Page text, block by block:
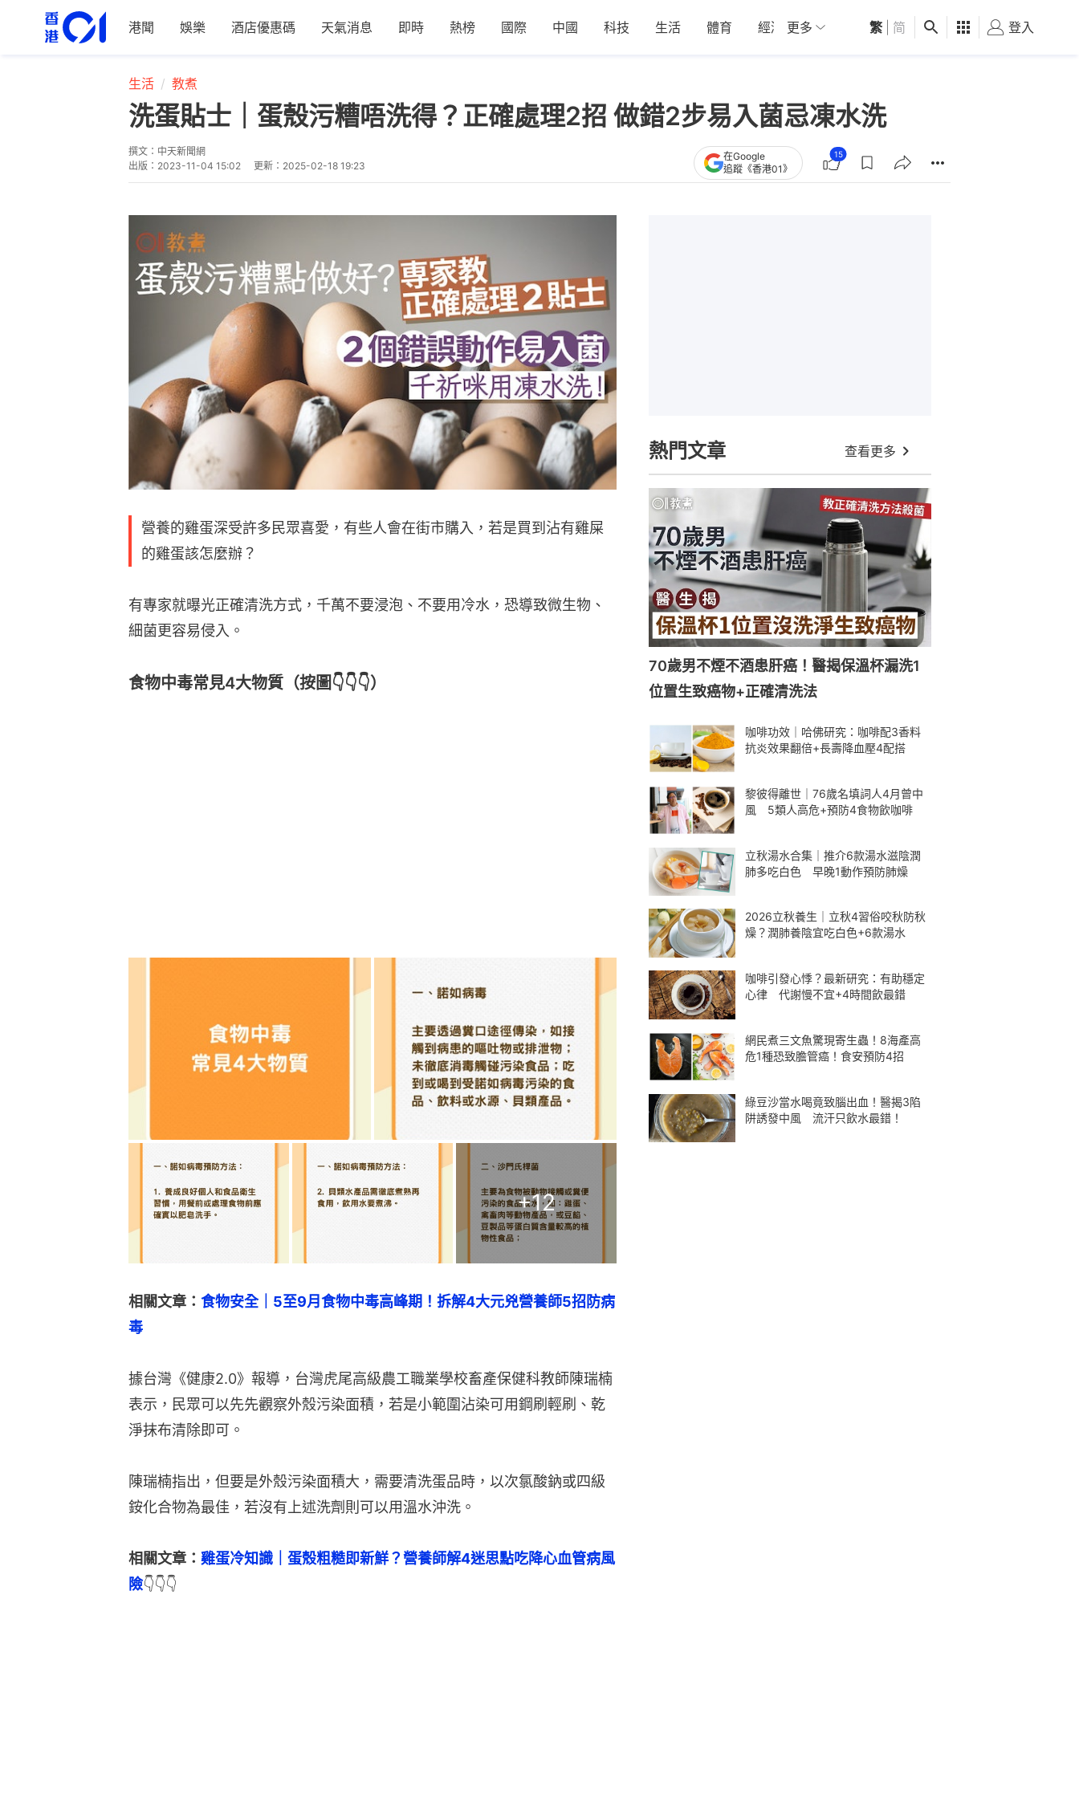
港聞 娛樂 酒店優惠碼 天氣消息 即時 熱榜 國際 中國 科技 生活 體育 經濟 01深圳 觀點 健康 好食玩飛
更多 繁 简 登入
生活 教煮
洗蛋貼士｜蛋殼污糟唔洗得？正確處理2招 做錯2步易入菌忌凍水洗
撰文： 中天新聞網
出版： 2023-11-04 15:02 更新： 2025-02-18 19:23
在Google
追蹤《香港01》
15
營養的雞蛋深受許多民眾喜愛，有些人會在街市購入，若是買到沾有雞屎
的雞蛋該怎麼辦？
有專家就曝光正確清洗方式，千萬不要浸泡、不要用冷水，恐導致微生物、
細菌更容易侵入。
食物中毒常見4大物質（按圖👇👇👇）
+12
相關文章： 食物安全｜5至9月食物中毒高峰期！拆解4大元兇營養師5招防病
毒
據台灣《健康2.0》報導，台灣虎尾高級農工職業學校畜產保健科教師陳瑞楠
表示，民眾可以先先觀察外殼污染面積，若是小範圍沾染可用鋼刷輕刷、乾
淨抹布清除即可。
陳瑞楠指出，但要是外殼污染面積大，需要清洗蛋品時，以次氯酸鈉或四級
銨化合物為最佳，若沒有上述洗劑則可以用溫水沖洗。
相關文章： 雞蛋冷知識｜蛋殼粗糙即新鮮？營養師解4迷思點吃降心血管病風
險👇👇👇
熱門文章 查看更多
70歲男不煙不酒患肝癌！醫揭保溫杯漏洗1
位置生致癌物+正確清洗法
咖啡功效｜哈佛研究：咖啡配3香料
抗炎效果翻倍+長壽降血壓4配搭
黎彼得離世｜76歲名填詞人4月曾中
風 5類人高危+預防4食物飲咖啡
立秋湯水合集｜推介6款湯水滋陰潤
肺多吃白色 早晚1動作預防肺燥
2026立秋養生｜立秋4習俗咬秋防秋
燥？潤肺養陰宜吃白色+6款湯水
咖啡引發心悸？最新研究：有助穩定
心律 代謝慢不宜+4時間飲最錯
網民煮三文魚驚現寄生蟲！8海產高
危1種恐致膽管癌！食安預防4招
綠豆沙當水喝竟致腦出血！醫揭3陷
阱誘發中風 流汗只飲水最錯！